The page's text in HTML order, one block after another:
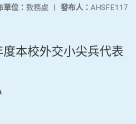
發布人： AHSFE117
單位： 教務處 |
本校外交小尖兵代表